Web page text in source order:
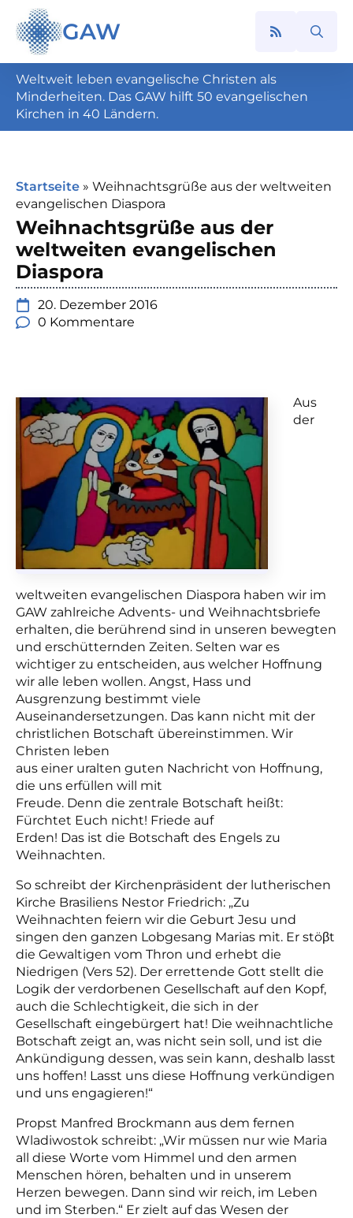
GAW
Search
Weltweit leben evangelische Christen als
Minderheiten. Das GAW hilft 50 evangelischen
Kirchen in 40 Ländern.
Startseite » Weihnachtsgrüße aus der weltweiten
evangelischen Diaspora
Weihnachtsgrüße aus der
weltweiten evangelischen
Diaspora
20. Dezember 2016
0 Kommentare
Aus
der
weltweiten evangelischen Diaspora haben wir im
GAW zahlreiche Advents- und Weihnachtsbriefe
erhalten, die berührend sind in unseren bewegten
und erschütternden Zeiten. Selten war es
wichtiger zu entscheiden, aus welcher Hoffnung
wir alle leben wollen. Angst, Hass und
Ausgrenzung bestimmt viele
Auseinandersetzungen. Das kann nicht mit der
christlichen Botschaft übereinstimmen. Wir
Christen leben
aus einer uralten guten Nachricht von Hoffnung,
die uns erfüllen will mit
Freude. Denn die zentrale Botschaft heißt:
Fürchtet Euch nicht! Friede auf
Erden! Das ist die Botschaft des Engels zu
Weihnachten.
So schreibt der Kirchenpräsident der lutherischen
Kirche Brasiliens Nestor Friedrich: „Zu
Weihnachten feiern wir die Geburt Jesu und
singen den ganzen Lobgesang Marias mit. Er stöβt
die Gewaltigen vom Thron und erhebt die
Niedrigen (Vers 52). Der errettende Gott stellt die
Logik der verdorbenen Gesellschaft auf den Kopf,
auch die Schlechtigkeit, die sich in der
Gesellschaft eingebürgert hat! Die weihnachtliche
Botschaft zeigt an, was nicht sein soll, und ist die
Ankündigung dessen, was sein kann, deshalb lasst
uns hoffen! Lasst uns diese Hoffnung verkündigen
und uns engagieren!“
Propst Manfred Brockmann aus dem fernen
Wladiwostok schreibt: „Wir müssen nur wie Maria
all diese Worte vom Himmel und den armen
Menschen hören, behalten und in unserem
Herzen bewegen. Dann sind wir reich, im Leben
und im Sterben.“ Er zielt auf das Wesen der